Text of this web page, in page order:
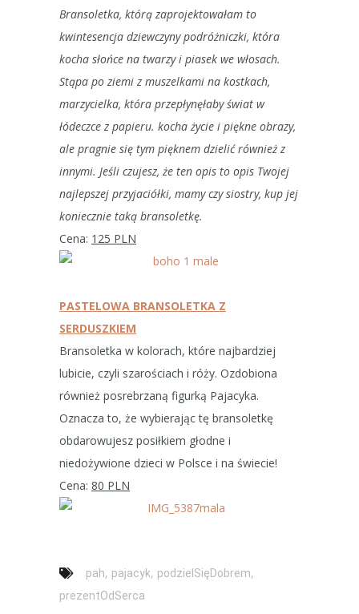
Bransoletka, którą zaprojektowałam to
kwintesencja dziewczyny podróżniczki, która
kocha słońce na twarzy i piasek we włosach.
Stąpa po ziemi z muszelkami na kostkach,
marzycielka, która przepłynęłaby świat w
łódeczce z papieru. kocha życie i piękne obrazy,
ale pragnie się tym pięknem dzielić również z
innymi. Jeśli czujesz, że ten opis to opis Twojej
najlepszej przyjaciółki, mamy czy siostry, kup jej
koniecznie taką bransoletkę.
Cena: 125 PLN
PASTELOWA BRANSOLETKA Z
SERDUSZKIEM
Bransoletka w kolorach, które najbardziej
lubicie, czyli szarościach i róży. Ozdobiona
również posrebrzaną figurką Pajacyka.
Oznacza to, że wybierając tę bransoletkę
obdarowujesz posiłkiem głodne i
niedożywione dzieci w Polsce i na świecie!
Cena: 80 PLN
pah, pajacyk, podzielSięDobrem,
‎prezentOdSerca